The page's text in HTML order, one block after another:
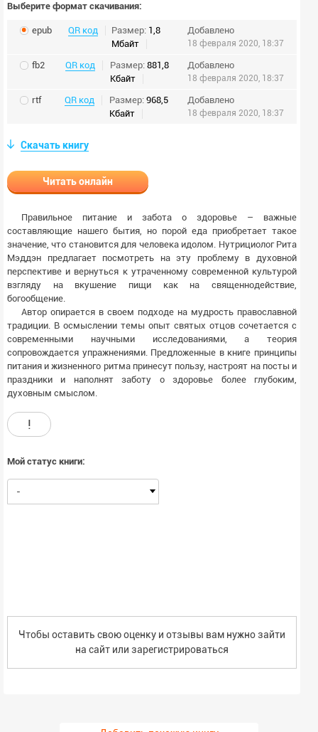
Выберите формат скачивания:
epub QR код Размер: 1,8
Мбайт
Добавлено
18 февраля 2020, 18:37
fb2 QR код Размер: 881,8
Кбайт
Добавлено
18 февраля 2020, 18:37
rtf QR код Размер: 968,5
Кбайт
Добавлено
18 февраля 2020, 18:37
Скачать книгу
Читать онлайн
Правильное питание и забота о здоровье – важные
составляющие нашего бытия, но порой еда приобретает такое
значение, что становится для человека идолом. Нутрициолог Рита
Мэддэн предлагает посмотреть на эту проблему в духовной
перспективе и вернуться к утраченному современной культурой
взгляду на вкушение пищи как на священнодействие,
богообщение.
Автор опирается в своем подходе на мудрость православной
традиции. В осмыслении темы опыт святых отцов сочетается с
современными научными исследованиями, а теория
сопровождается упражнениями. Предложенные в книге принципы
питания и жизненного ритма принесут пользу, настроят на посты и
праздники и наполнят заботу о здоровье более глубоким,
духовным смыслом.
!
Мой статус книги:
-
Чтобы оставить свою оценку и отзывы вам нужно зайти
на сайт или зарегистрироваться